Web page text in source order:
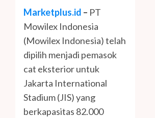
Marketplus.id – PT
Mowilex Indonesia
(Mowilex Indonesia) telah
dipilih menjadi pemasok
cat eksterior untuk
Jakarta International
Stadium (JIS) yang
berkapasitas 82.000